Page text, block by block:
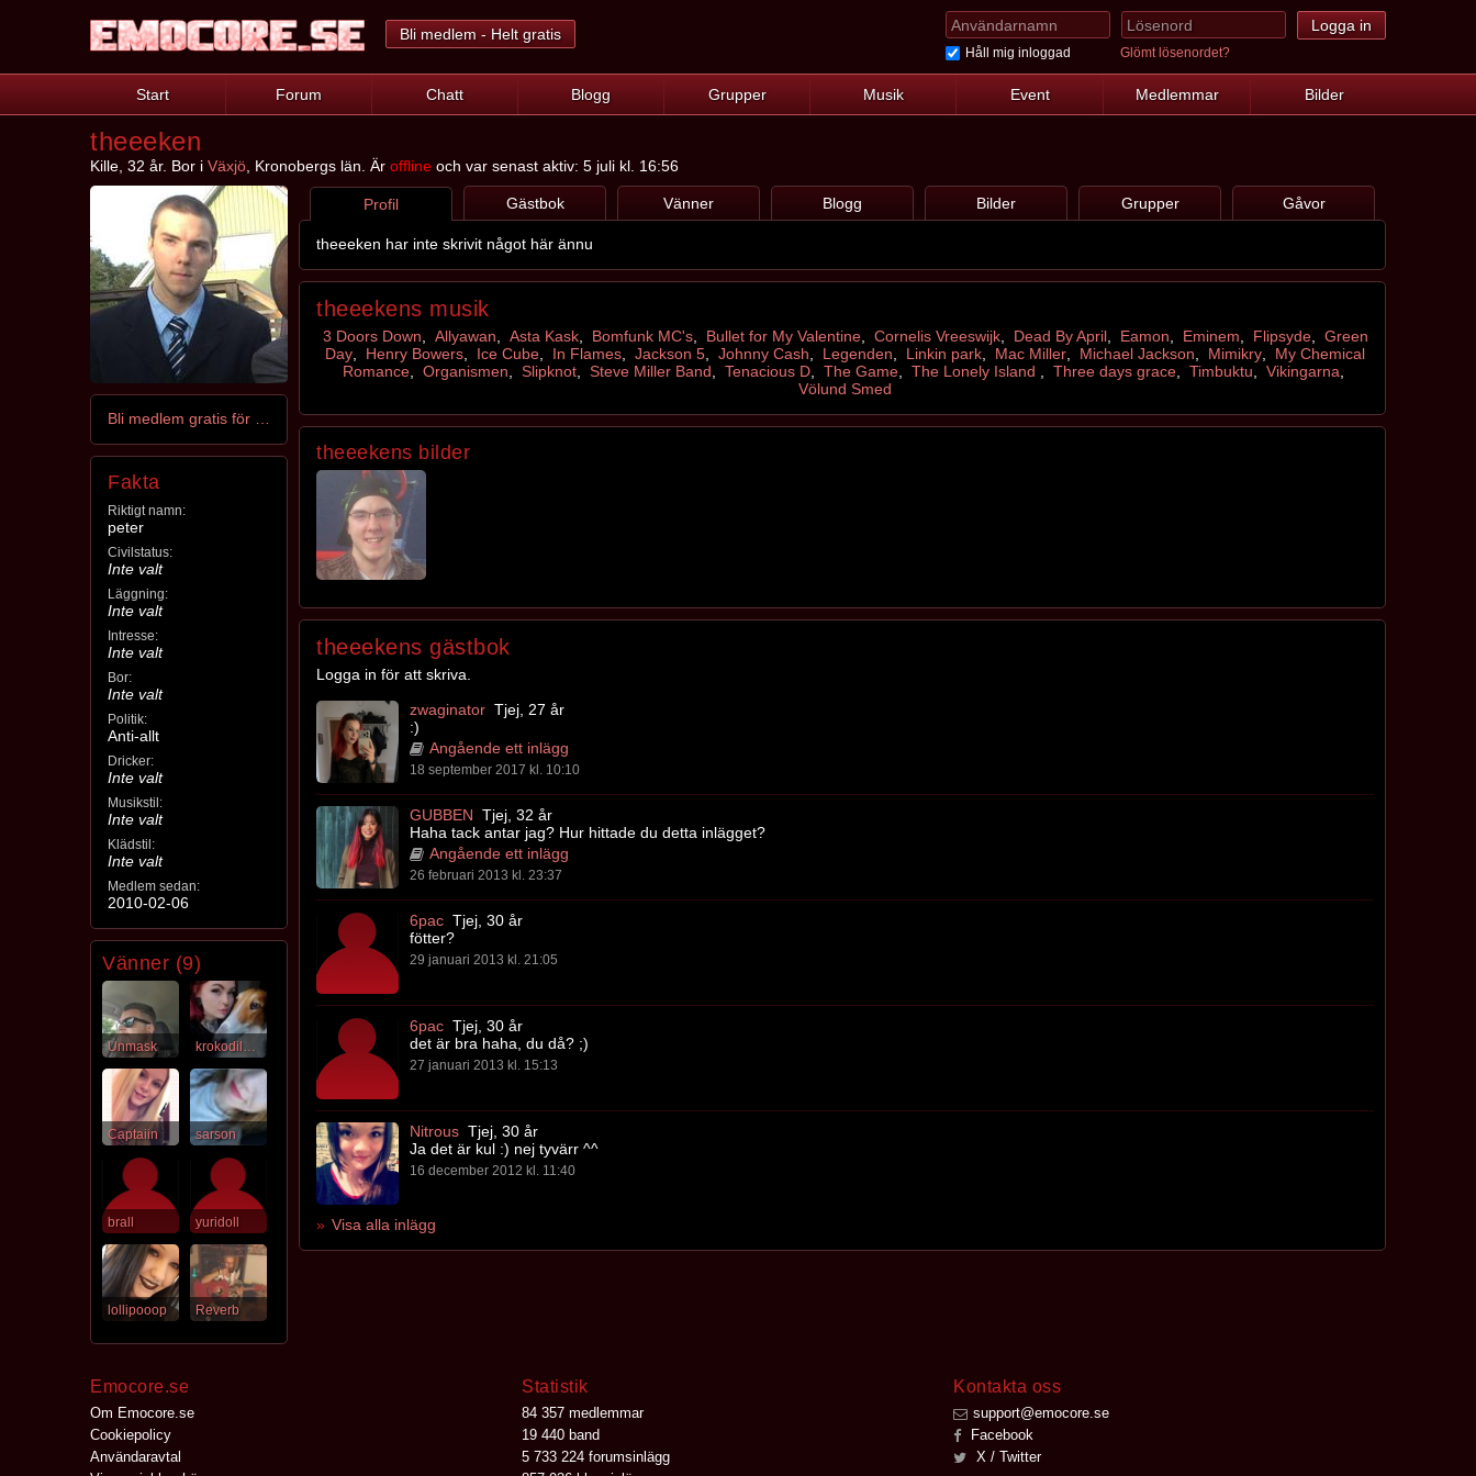
Bli medlem - Helt gratis
Håll mig inloggad Glömt lösenordet?
Start Forum Chatt Blogg Grupper Musik Event Medlemmar Bilder
theeeken
Kille, 32 år. Bor i Växjö , Kronobergs län. Är offline och var senast aktiv: 5 juli kl. 16:56
Fakta
Riktigt namn:
peter
Civilstatus:
Inte valt
Läggning:
Inte valt
Intresse:
Inte valt
Bor:
Inte valt
Politik:
Anti-allt
Dricker:
Inte valt
Musikstil:
Inte valt
Klädstil:
Inte valt
Medlem sedan:
2010-02-06
Vänner (9)
Unmask krokodilkram
Captaiin sarson
brall yuridoll
lollipooop Reverb
Profil Gästbok Vänner Blogg Bilder Grupper Gåvor
theeeken har inte skrivit något här ännu
theeekens musik
3 Doors Down Allyawan Asta Kask, Bomfunk MC's, Bullet for My Valentine, Cornelis Vreeswijk, Dead By April, Eamon Eminem Flipsyde, Green
Day
Henry Bowers Ice Cube In Flames Jackson 5 Johnny Cash Legenden Linkin park Mac Miller Michael Jackson Mimikry
My Chemical
Romance, Organismen Slipknot, Steve Miller Band Tenacious D, The Game, The Lonely Island Three days grace, Timbuktu Vikingarna
Völund Smed
theeekens bilder
theeekens gästbok
Logga in för att skriva.
zwaginator Tjej, 27 år
:)
Angående ett inlägg
18 september 2017 kl. 10:10
GUBBEN Tjej, 32 år
Haha tack antar jag? Hur hittade du detta inlägget?
Angående ett inlägg
26 februari 2013 kl. 23:37
6pac Tjej, 30 år
fötter?
29 januari 2013 kl. 21:05
6pac Tjej, 30 år
det är bra haha, du då? ;)
27 januari 2013 kl. 15:13
Nitrous Tjej, 30 år
Ja det är kul :) nej tyvärr ^^
16 december 2012 kl. 11:40
Visa alla inlägg
Emocore.se
Om Emocore.se
Cookiepolicy
Användaravtal
Statistik
84 357 medlemmar
19 440 band
5 733 224 forumsinlägg
Kontakta oss
support@emocore.se
Facebook
X / Twitter